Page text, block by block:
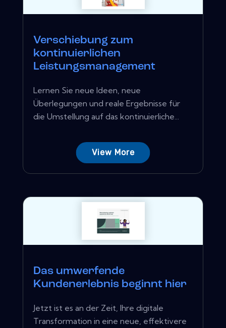
Verschiebung zum
kontinuierlichen
Leistungsmanagement
Lernen Sie neue Ideen, neue
Überlegungen und reale Ergebnisse für
die Umstellung auf das kontinuierliche...
View More
Das umwerfende
Kundenerlebnis beginnt hier
Jetzt ist es an der Zeit, Ihre digitale
Transformation in eine neue, effektivere